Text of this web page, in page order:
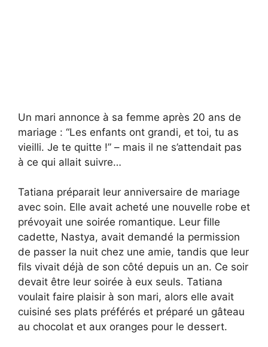
Un mari annonce à sa femme après 20 ans de
mariage : “Les enfants ont grandi, et toi, tu as
vieilli. Je te quitte !” – mais il ne s’attendait pas
à ce qui allait suivre…
Tatiana préparait leur anniversaire de mariage
avec soin. Elle avait acheté une nouvelle robe et
prévoyait une soirée romantique. Leur fille
cadette, Nastya, avait demandé la permission
de passer la nuit chez une amie, tandis que leur
fils vivait déjà de son côté depuis un an. Ce soir
devait être leur soirée à eux seuls. Tatiana
voulait faire plaisir à son mari, alors elle avait
cuisiné ses plats préférés et préparé un gâteau
au chocolat et aux oranges pour le dessert.